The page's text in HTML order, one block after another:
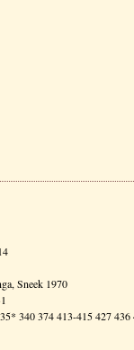
Sneek 1970
340 374 413-415 427